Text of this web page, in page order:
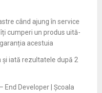
când ajung în service
cumperi un produs uită-
acestuia
iată rezultatele după 2
End Developer | Școala